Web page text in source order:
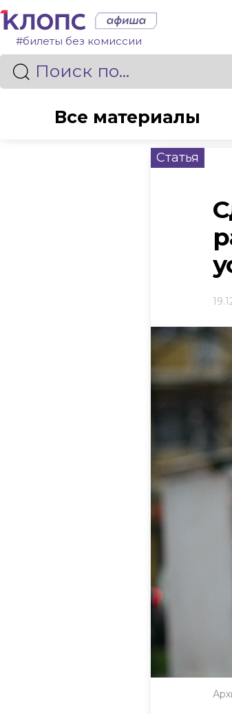
#билеты без комиссии
Все материалы
Статья